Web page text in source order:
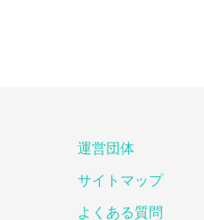
運営団体
サイトマップ
よくある質問